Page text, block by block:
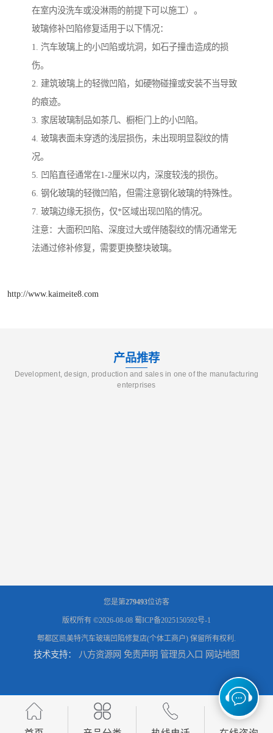
在室内没洗车或没淋雨的前提下可以施工）。
玻璃修补凹陷修复适用于以下情况：
1. 汽车玻璃上的小凹陷或坑洞，如石子撞击造成的损
伤。
2. 建筑玻璃上的轻微凹陷，如硬物碰撞或安装不当导致
的痕迹。
3. 家居玻璃制品如茶几、橱柜门上的小凹陷。
4. 玻璃表面未穿透的浅层损伤，未出现明显裂纹的情
况。
5. 凹陷直径通常在1-2厘米以内，深度较浅的损伤。
6. 钢化玻璃的轻微凹陷，但需注意钢化玻璃的特殊性。
7. 玻璃边缘无损伤，仅*区域出现凹陷的情况。
注意：大面积凹陷、深度过大或伴随裂纹的情况通常无
法通过修补修复，需要更换整块玻璃。
http://www.kaimeite8.com
产品推荐
Development, design, production and sales in one of the manufacturing
enterprises
您是第279493位访客
版权所有 ©2026-08-08 蜀ICP备2025150592号-1
郫都区凯美特汽车玻璃凹陷修复店(个体工商户) 保留所有权利.
技术支持： 八方资源网 免责声明 管理员入口 网站地图